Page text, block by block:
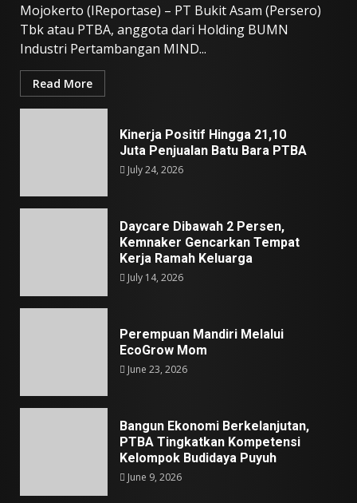
Mojokerto (IReportase) – PT Bukit Asam (Persero)
Tbk atau PTBA, anggota dari Holding BUMN
Industri Pertambangan MIND...
Read More
Kinerja Positif Hingga 21,10
Juta Penjualan Batu Bara PTBA
July 24, 2026
Daycare Dibawah 2 Persen,
Kemnaker Gencarkan Tempat
Kerja Ramah Keluarga
July 14, 2026
Perempuan Mandiri Melalui
EcoGrow Mom
June 23, 2026
Bangun Ekonomi Berkelanjutan,
PTBA Tingkatkan Kompetensi
Kelompok Budidaya Puyuh
June 9, 2026